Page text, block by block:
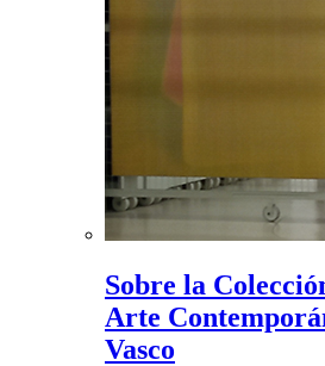
Sobre la
Arte
Vasco